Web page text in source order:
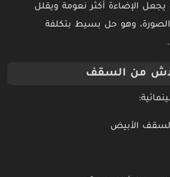
استخدام Soft Diffuser يجعل الإضاءة أكثر نعومة ويقلل
وهو حل بسيط بتكلفة
من السقف
الأبيض